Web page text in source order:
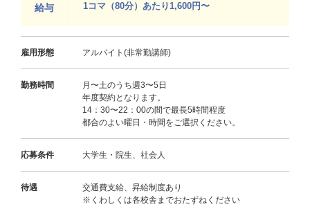
給与 1コマ（80分）あたり1,600円〜
雇用形態 アルバイト(非常勤講師)
勤務時間
月〜土のうち週3〜5日
年度契約となります。
14：30〜22：00の間で最長5時間程度
都合のよい曜日・時間をご選択ください。
応募条件 大学生・院生、社会人
待遇
交通費支給、昇給制度あり
※くわしくは各校舎までおたずねください